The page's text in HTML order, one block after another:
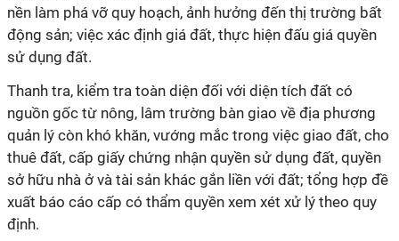
nền làm phá vỡ quy hoạch, ảnh hưởng đến thị trường bất
động sản; việc xác định giá đất, thực hiện đấu giá quyền
sử dụng đất.
Thanh tra, kiểm tra toàn diện đối với diện tích đất có
nguồn gốc từ nông, lâm trường bàn giao về địa phương
quản lý còn khó khăn, vướng mắc trong việc giao đất, cho
thuê đất, cấp giấy chứng nhận quyền sử dụng đất, quyền
sở hữu nhà ở và tài sản khác gắn liền với đất; tổng hợp đề
xuất báo cáo cấp có thẩm quyền xem xét xử lý theo quy
định.